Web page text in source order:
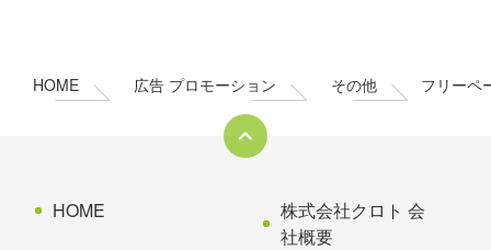
HOME 広告 プロモーション その他 フリーペ
HOME
株式会社クロト 会
社概要